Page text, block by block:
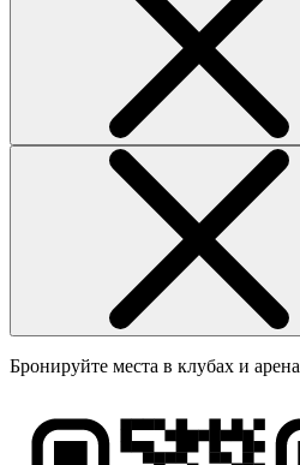
Бронируйте места в клубах и